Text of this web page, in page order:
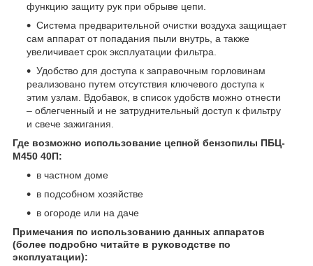
функцию защиту рук при обрыве цепи.
Система предварительной очистки воздуха защищает
сам аппарат от попадания пыли внутрь, а также
увеличивает срок эксплуатации фильтра.
Удобство для доступа к заправочным горловинам
реализовано путем отсутствия ключевого доступа к
этим узлам. Вдобавок, в список удобств можно отнести
– облегченный и не затруднительный доступ к фильтру
и свече зажигания.
Где возможно использование цепной бензопилы ПБЦ-
М450 40П:
в частном доме
в подсобном хозяйстве
в огороде или на даче
Примечания по использованию данных аппаратов
(более подробно читайте в руководстве по
эксплуатации):